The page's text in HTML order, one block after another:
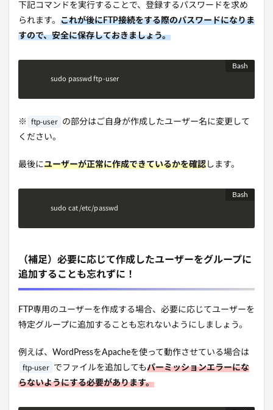
下記コマンドを実行することで、登録するパスワードを求め
られます。 これが後にFTP接続をする際のパスワードになりま
すので、安全に保存しておきましょう。
sudo passwd ftp-user
※ ftp-user の部分はご自身が作成したユーザー名に変更して
ください。
最後にユーザーが正常に作成できているかを確認 します。
sudo cat /etc/passwd
（補足）必要に応じて作成したユーザーをグループに
追加することも忘れずに！
FTP専用のユーザーを作成する場合、必要に応じてユーザーを
特定グループに追加することも忘れないようにしましょう。
例えば、WordPressをApacheを使って動作させている場合は
ftp-user でファイルを追加してもパーミッションエラーにな
らないようにする必要があります。